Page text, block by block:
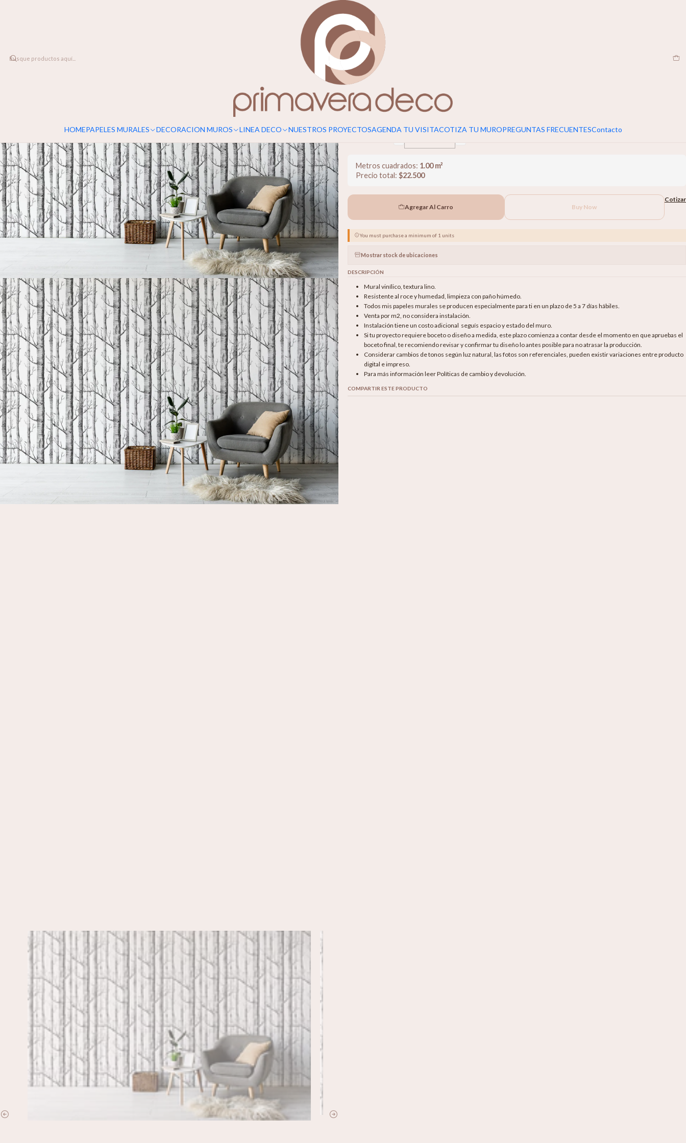
HOMEPAPELES MURALES DECORACION MUROS LINEA DECO NUESTROS PROYECTOSAGENDA TU VISITACOTIZA TU MUROPREGUNTAS FRECUENTESContacto
Para un calce perfecto, considerar sumar 5cm extra al ancho y alto de tu muro
Abedules
Ancho (m) −
Metros cuadrados: 1.00m²
Precio total: $22.500
Agregar Al Carro Buy Now
Cotizar
You must purchase a minimum of 1 units
Mostrar stock de ubicaciones
DESCRIPCIÓN
Mural vinílico, textura lino.
Resistente al roce y humedad, limpieza con paño húmedo.
Todos mis papeles murales se producen especialmente para ti en un plazo de 5 a 7 días hábiles.
Venta por m2, no considera instalación.
Instalación tiene un costo adicional seguís espacio y estado del muro.
Si tu proyecto requiere boceto o diseño a medida, este plazo comienza a contar desde el momento en que apruebas el
boceto final, te recomiendo revisar y confirmar tu diseño lo antes posible para no atrasar la producción.
Considerar cambios de tonos según luz natural, las fotos son referenciales, pueden existir variaciones entre producto
digital e impreso.
Para más información leer Políticas de cambio y devolución.
COMPARTIR ESTE PRODUCTO